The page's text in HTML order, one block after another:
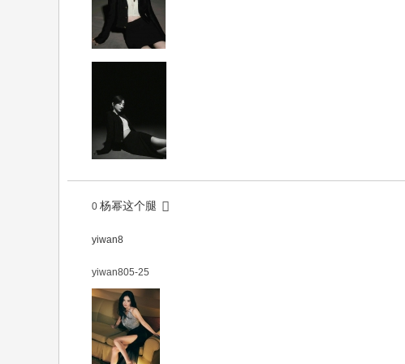
0 杨幂这个腿
yiwan8
yiwan805-25